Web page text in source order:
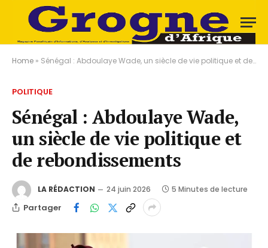
Home » Sénégal : Abdoulaye Wade, un siècle de vie politique et de rebondissements
POLITIQUE
Sénégal : Abdoulaye Wade,
un siècle de vie politique et
de rebondissements
LA RÉDACTION 24 juin 2026 5 Minutes de lecture
Partager